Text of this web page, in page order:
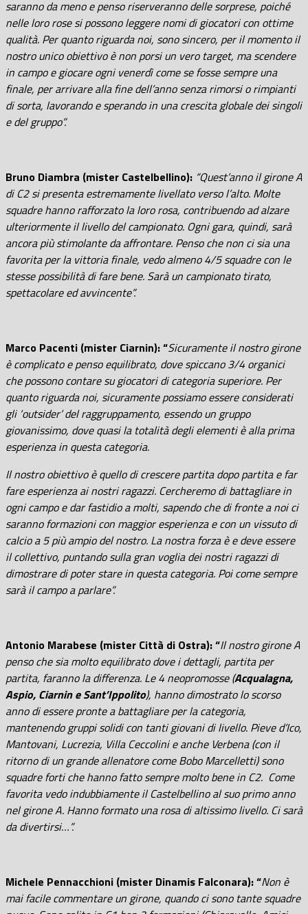
saranno da meno e penso riserveranno delle sorprese, poiché
nelle loro rose si possono leggere nomi di giocatori con ottime
qualità. Per quanto riguarda noi, sono sincero, per il momento il
nostro unico obiettivo è non porsi un vero target, ma scendere
in campo e giocare ogni venerdì come se fosse sempre una
finale, per arrivare alla fine dell’anno senza rimorsi o rimpianti
di sorta, lavorando e sperando in una crescita globale dei singoli
e del gruppo”.
Bruno Diambra (mister Castelbellino): “Quest’anno il girone A
di C2 si presenta estremamente livellato verso l’alto. Molte
squadre hanno rafforzato la loro rosa, contribuendo ad alzare
ulteriormente il livello del campionato. Ogni gara, quindi, sarà
ancora più stimolante da affrontare. Penso che non ci sia una
favorita per la vittoria finale, vedo almeno 4/5 squadre con le
stesse possibilità di fare bene. Sarà un campionato tirato,
spettacolare ed avvincente”.
Marco Pacenti (mister Ciarnin): “Sicuramente il nostro girone
è complicato e penso equilibrato, dove spiccano 3/4 organici
che possono contare su giocatori di categoria superiore. Per
quanto riguarda noi, sicuramente possiamo essere considerati
gli ‘outsider’ del raggruppamento, essendo un gruppo
giovanissimo, dove quasi la totalità degli elementi è alla prima
esperienza in questa categoria.
Il nostro obiettivo è quello di crescere partita dopo partita e far
fare esperienza ai nostri ragazzi. Cercheremo di battagliare in
ogni campo e dar fastidio a molti, sapendo che di fronte a noi ci
saranno formazioni con maggior esperienza e con un vissuto di
calcio a 5 più ampio del nostro. La nostra forza è e deve essere
il collettivo, puntando sulla gran voglia dei nostri ragazzi di
dimostrare di poter stare in questa categoria. Poi come sempre
sarà il campo a parlare”.
Antonio Marabese (mister Città di Ostra): “Il nostro girone A
penso che sia molto equilibrato dove i dettagli, partita per
partita, faranno la differenza. Le 4 neopromosse (Acqualagna,
Aspio, Ciarnin e Sant’Ippolito), hanno dimostrato lo scorso
anno di essere pronte a battagliare per la categoria,
mantenendo gruppi solidi con tanti giovani di livello. Pieve d’Ico,
Mantovani, Lucrezia, Villa Ceccolini e anche Verbena (con il
ritorno di un grande allenatore come Bobo Marcelletti) sono
squadre forti che hanno fatto sempre molto bene in C2. Come
favorita vedo indubbiamente il Castelbellino al suo primo anno
nel girone A. Hanno formato una rosa di altissimo livello. Ci sarà
da divertirsi…”.
Michele Pennacchioni (mister Dinamis Falconara):“Non è
mai facile commentare un girone, quando ci sono tante squadre